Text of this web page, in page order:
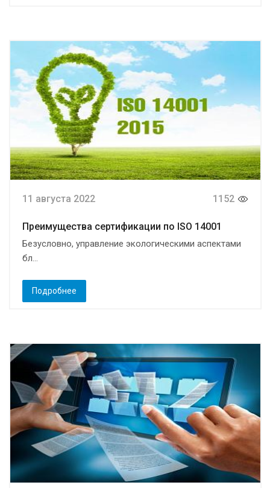
11 августа 2022 1152
Преимущества сертификации по ISO 14001
Безусловно, управление экологическими аспектами
бл...
Подробнее